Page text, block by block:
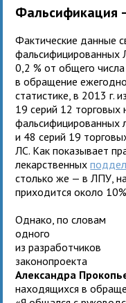
Фальсификация
Фактические данные
фальсифицированных
0,2 % от общего
в обращение
статистике, в 2013 г.
19 серий 12 торговых
фальсифицированных
и 48 серий 19
ЛС. Как показывает
лекарственных
столько же — в ЛПУ,
приходится около
Однако, по словам
одного
из разработчиков
законопроекта
Александра
находящихся в